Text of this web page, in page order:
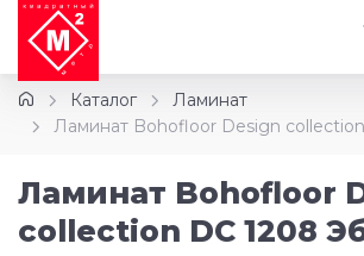
Каталог
Ламинат
Ламинат Bohofloor Design
Ламинат Bohofloor
collection DC 1208